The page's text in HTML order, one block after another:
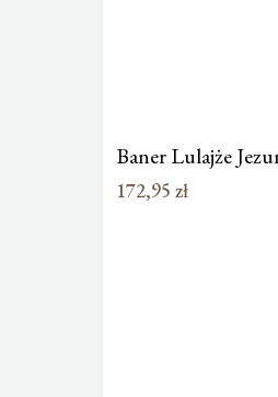
Baner Lulajże
172,95 zł